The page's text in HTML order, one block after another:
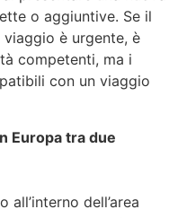
o aggiuntive. Se il
è urgente, è
competenti, ma i
con un viaggio
Europa tra due
all’interno dell’area